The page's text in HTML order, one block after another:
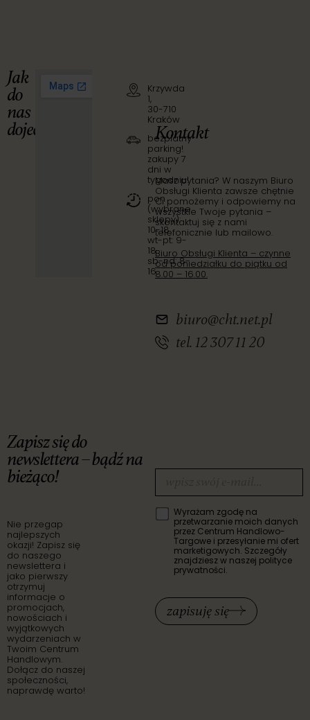
Jak
do
nas
dojechać?
Krzywda
1,
30-710
Kraków
bezpłatny
parking!
zakupy 7
dni w
tygodniu!
pon
(wybrane
sklepy):
10-18
wt-pt: 9-
18
sb-nd: 8-
16
Kontakt
Masz pytania? W naszym Biuro
Obsługi Klienta zawsze chętnie
Ci pomożemy i odpowiemy na
wszystkie Twoje pytania –
skontaktuj się z nami
telefonicznie lub mailowo.
Biuro Obsługi Klienta – czynne
od poniedziałku do piątku od
8.00 – 16.00.
biuro@cht.net.pl
tel. 12 307 11 20
Zapisz się do
newslettera – bądź na
bieżąco!
Nie przegap
najlepszych
okazji! Zapisz się
do naszego
newslettera i
jako pierwszy
otrzymuj
informacje o
promocjach,
nowościach i
wyjątkowych
wydarzeniach w
Twoim Centrum
Handlowym.
Dołącz do naszej
społeczności,
naprawdę warto!
Wyrażam zgodę na
przetwarzanie moich danych
przez Centrum Handlowo-
Targowe i przesyłanie mi ofert
marketigowych. Szczegóły
znajdziesz w naszej polityce
prywatności.
zapisuję się